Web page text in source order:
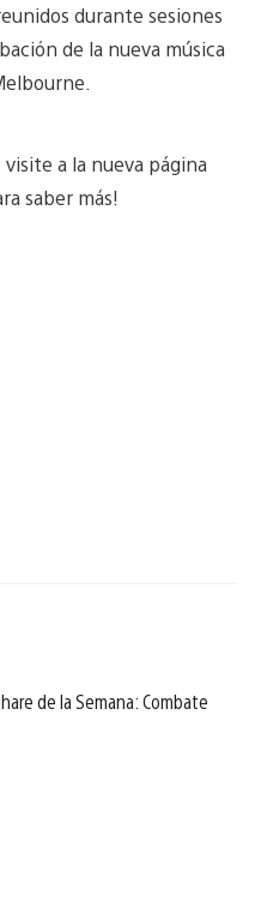
durante sesiones
de la nueva música
visite a la nueva página
saber más!
de la Semana: Combate